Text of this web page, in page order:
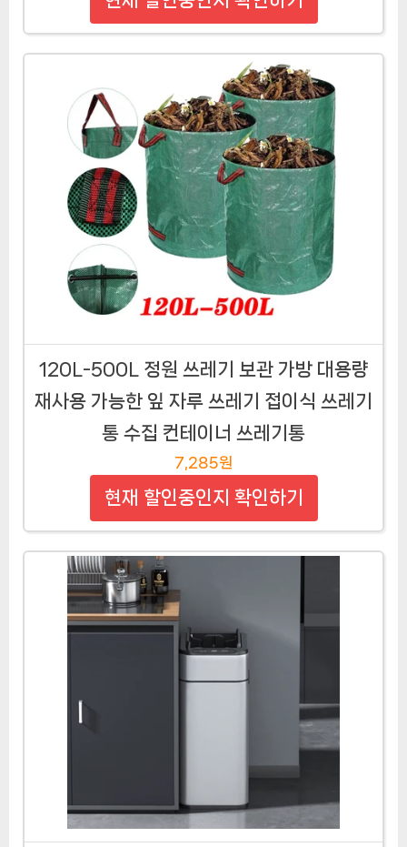
120L-500L 정원 쓰레기 보관 가방 대용량
재사용 가능한 잎 자루 쓰레기 접이식 쓰레기
통 수집 컨테이너 쓰레기통
7,285원
현재 할인중인지 확인하기